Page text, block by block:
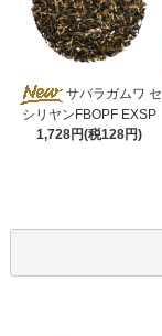
サバラガムワ セ
シリヤンFBOPF EXSP
1,728円(税128円)